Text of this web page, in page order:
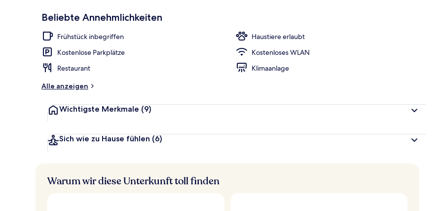
Beliebte Annehmlichkeiten
Frühstück inbegriffen
Haustiere erlaubt
Kostenlose Parkplätze
Kostenloses WLAN
Restaurant
Klimaanlage
Alle anzeigen
Wichtigste Merkmale (9)
Sich wie zu Hause fühlen (6)
Warum wir diese Unterkunft toll finden